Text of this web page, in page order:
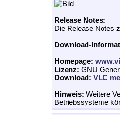
Release Notes:
Die Release Notes
Download-
Homepage:
Lizenz: GNU
Download: VLC
Hinweis: Weitere
Betriebssysteme